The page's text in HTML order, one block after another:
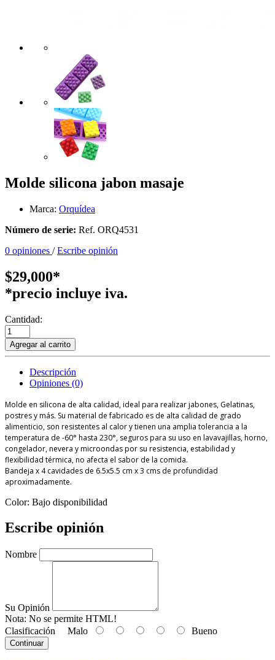
Molde silicona jabon masaje
Marca: Orquídea
Número de serie: Ref. ORQ4531
0 opiniones /Escribe opinión
$29,000*
*precio incluye iva.
Cantidad:
Agregar al carrito
Descripción
Opiniones (0)
Molde en silicona de alta calidad, ideal para realizar jabones, Gelatinas,
postres y más. Su material de fabricado es de alta calidad de grado
alimenticio, son resistentes al calor y tienen una amplia tolerancia a la
temperatura de -60° hasta 230°, seguros para su uso en lavavajillas, horno,
congelador, nevera y microondas por su resistencia, estabilidad y
flexibilidad térmica, no afecta el sabor de la comida.
Bandeja x 4 cavidades de 6.5x5.5 cm x 3 cms de profundidad
aproximadamente.
Color: Bajo disponibilidad
Escribe opinión
Nombre
Su Opinión
Nota: No se permite HTML!
Clasificación Malo Bueno
Continuar